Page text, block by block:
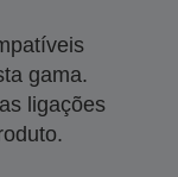
gama.
ligações